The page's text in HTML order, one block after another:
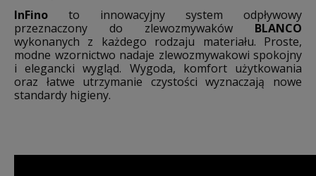
InFino to innowacyjny system odpływowy
przeznaczony do zlewozmywaków BLANCO
wykonanych z każdego rodzaju materiału. Proste,
modne wzornictwo nadaje zlewozmywakowi spokojny
i elegancki wygląd. Wygoda, komfort użytkowania
oraz łatwe utrzymanie czystości wyznaczają nowe
standardy higieny.